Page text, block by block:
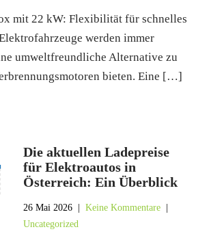
mit 22 kW: Flexibilität für schnelles
werden immer
umweltfreundliche Alternative zu
bieten. Eine […]
Die aktuellen Ladepreise
für Elektroautos in
Österreich: Ein Überblick
26 Mai 2026 |Keine Kommentare
Uncategorized